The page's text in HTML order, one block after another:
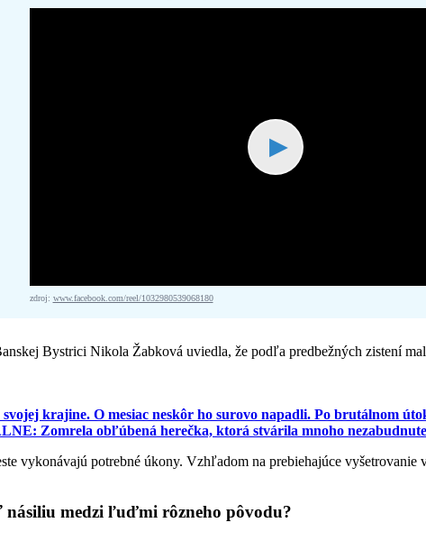
▶
zdroj: www.facebook.com/reel/1032980539068180
Bystrici Nikola Žabková uviedla, že podľa predbežných zistení
krajine. O mesiac neskôr ho surovo napadli. Po brutálnom
Zomrela obľúbená herečka, ktorá stvárila mnoho
vykonávajú potrebné úkony. Vzhľadom na prebiehajúce
medzi ľuďmi rôzneho pôvodu?